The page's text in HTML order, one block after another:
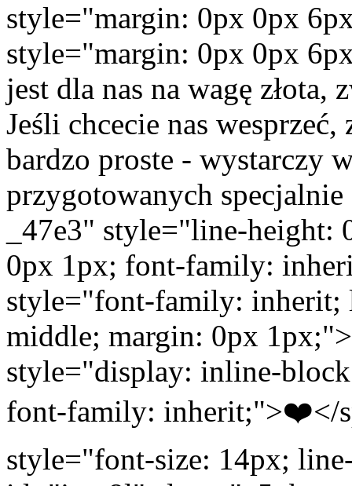
style="margin: 0px 0px
style="margin: 0px 0px
jest dla nas na wagę złota,
Jeśli chcecie nas
bardzo proste - wystarczy
przygotowanych
_47e3" style="line-
0px 1px; font-family:
style="font-family: inherit;
middle; margin: 0px
style="display: inline-
font-family: inherit;">❤️</
style="font-size: 14px;